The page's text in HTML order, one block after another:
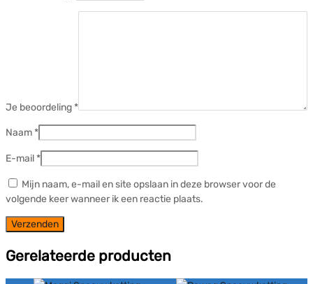
Je beoordeling *
Naam *
E-mail *
Mijn naam, e-mail en site opslaan in deze browser voor de
volgende keer wanneer ik een reactie plaats.
Gerelateerde producten